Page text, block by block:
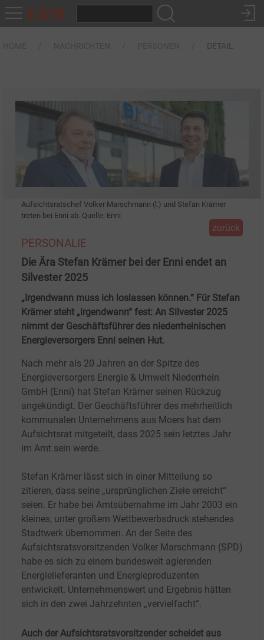
DETAIL
Aufsichtsratschef Volker Marschmann (l.) und Stefan Krämer
treten bei Enni ab. Quelle: Enni
zurück
PERSONALIE
Die Ära Stefan Krämer bei der Enni endet an
Silvester 2025
„Irgendwann muss ich loslassen können.“ Für Stefan
Krämer steht „irgendwann“ fest: An Silvester 2025
nimmt der Geschäftsführer des niederrheinischen
Energieversorgers Enni seinen Hut.
Nach mehr als 20 Jahren an der Spitze des
Energieversorgers Energie & Umwelt Niederrhein
GmbH (Enni) hat Stefan Krämer seinen Rückzug
angekündigt. Der Geschäftsführer des mehrheitlich
kommunalen Unternehmens aus Moers hat dem
Aufsichtsrat mitgeteilt, dass 2025 sein letztes Jahr
im Amt sein werde.
Stefan Krämer lässt sich in einer Mitteilung so
zitieren, dass seine „ursprünglichen Ziele erreicht“
seien. Er habe bei Amtsübernahme im Jahr 2003 ein
kleines, unter großem Wettbewerbsdruck stehendes
Stadtwerk übernommen. An der Seite des
Aufsichtsratsvorsitzenden Volker Marschmann (SPD)
habe es sich zu einem bundesweit agierenden
Energielieferanten und Energieproduzenten
entwickelt. Unternehmenswert und Ergebnis hätten
sich in den zwei Jahrzehnten „vervielfacht“.
Auch der Aufsichtsratsvorsitzender scheidet aus